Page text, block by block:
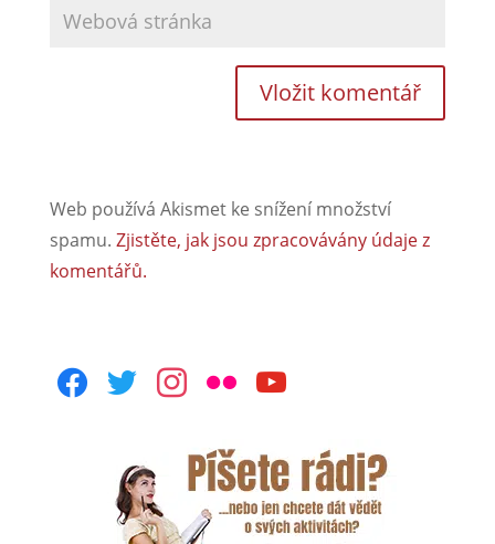
Web používá Akismet ke snížení množství
spamu. Zjistěte, jak jsou zpracovávány údaje z
komentářů.
facebooktwitterinstagram
flickr youtube